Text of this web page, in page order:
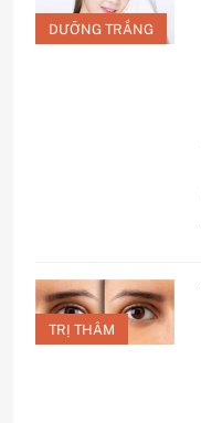
DƯỠNG TRẮNG
TRỊ THÂM